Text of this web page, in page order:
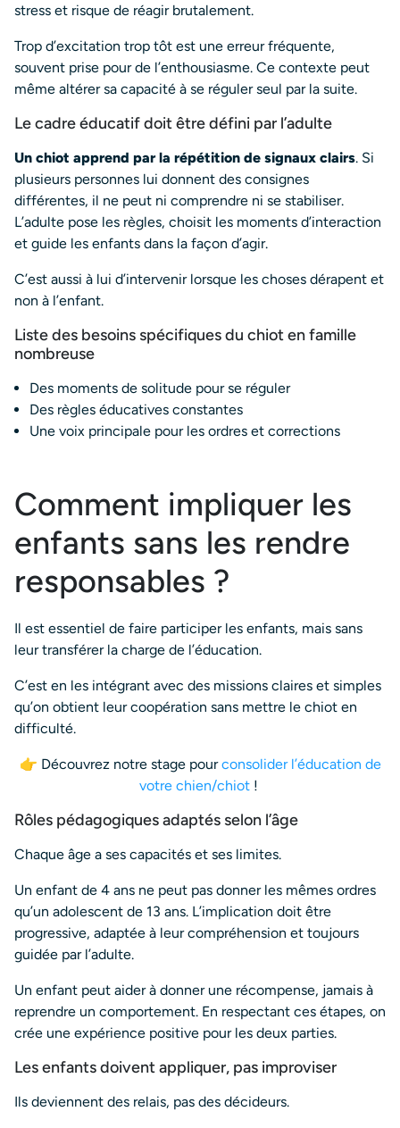
stress et risque de réagir brutalement.
Trop d’excitation trop tôt est une erreur fréquente,
souvent prise pour de l’enthousiasme. Ce contexte peut
même altérer sa capacité à se réguler seul par la suite.
Le cadre éducatif doit être défini par l’adulte
Un chiot apprend par la répétition de signaux clairs. Si
plusieurs personnes lui donnent des consignes
différentes, il ne peut ni comprendre ni se stabiliser.
L’adulte pose les règles, choisit les moments d’interaction
et guide les enfants dans la façon d’agir.
C’est aussi à lui d’intervenir lorsque les choses dérapent et
non à l’enfant.
Liste des besoins spécifiques du chiot en famille
nombreuse
Des moments de solitude pour se réguler
Des règles éducatives constantes
Une voix principale pour les ordres et corrections
Comment impliquer les
enfants sans les rendre
responsables ?
Il est essentiel de faire participer les enfants, mais sans
leur transférer la charge de l’éducation.
C’est en les intégrant avec des missions claires et simples
qu’on obtient leur coopération sans mettre le chiot en
difficulté.
👉 Découvrez notre stage pourconsolider l’éducation de
votre chien/chiot!
Rôles pédagogiques adaptés selon l’âge
Chaque âge a ses capacités et ses limites.
Un enfant de 4 ans ne peut pas donner les mêmes ordres
qu’un adolescent de 13 ans. L’implication doit être
progressive, adaptée à leur compréhension et toujours
guidée par l’adulte.
Un enfant peut aider à donner une récompense, jamais à
reprendre un comportement. En respectant ces étapes, on
crée une expérience positive pour les deux parties.
Les enfants doivent appliquer, pas improviser
Ils deviennent des relais, pas des décideurs.